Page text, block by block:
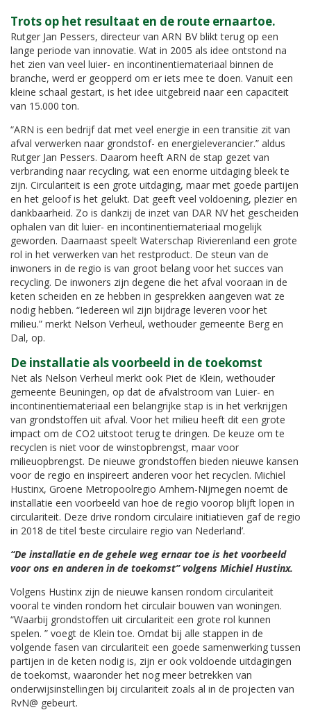
Trots op het resultaat en de route ernaartoe.
Rutger Jan Pessers, directeur van ARN BV blikt terug op een
lange periode van innovatie. Wat in 2005 als idee ontstond na
het zien van veel luier- en incontinentiemateriaal binnen de
branche, werd er geopperd om er iets mee te doen. Vanuit een
kleine schaal gestart, is het idee uitgebreid naar een capaciteit
van 15.000 ton.
“ARN is een bedrijf dat met veel energie in een transitie zit van
afval verwerken naar grondstof- en energieleverancier.” aldus
Rutger Jan Pessers. Daarom heeft ARN de stap gezet van
verbranding naar recycling, wat een enorme uitdaging bleek te
zijn. Circulariteit is een grote uitdaging, maar met goede partijen
en het geloof is het gelukt. Dat geeft veel voldoening, plezier en
dankbaarheid. Zo is dankzij de inzet van DAR NV het gescheiden
ophalen van dit luier- en incontinentiemateriaal mogelijk
geworden. Daarnaast speelt Waterschap Rivierenland een grote
rol in het verwerken van het restproduct. De steun van de
inwoners in de regio is van groot belang voor het succes van
recycling. De inwoners zijn degene die het afval vooraan in de
keten scheiden en ze hebben in gesprekken aangeven wat ze
nodig hebben. “Iedereen wil zijn bijdrage leveren voor het
milieu.” merkt Nelson Verheul, wethouder gemeente Berg en
Dal, op.
De installatie als voorbeeld in de toekomst
Net als Nelson Verheul merkt ook Piet de Klein, wethouder
gemeente Beuningen, op dat de afvalstroom van Luier- en
incontinentiemateriaal een belangrijke stap is in het verkrijgen
van grondstoffen uit afval. Voor het milieu heeft dit een grote
impact om de CO2 uitstoot terug te dringen. De keuze om te
recyclen is niet voor de winstopbrengst, maar voor
milieuopbrengst. De nieuwe grondstoffen bieden nieuwe kansen
voor de regio en inspireert anderen voor het recyclen. Michiel
Hustinx, Groene Metropoolregio Arnhem-Nijmegen noemt de
installatie een voorbeeld van hoe de regio voorop blijft lopen in
circulariteit. Deze drive rondom circulaire initiatieven gaf de regio
in 2018 de titel ‘beste circulaire regio van Nederland’.
“De installatie en de gehele weg ernaar toe is het voorbeeld
voor ons en anderen in de toekomst” volgens Michiel Hustinx.
Volgens Hustinx zijn de nieuwe kansen rondom circulariteit
vooral te vinden rondom het circulair bouwen van woningen.
“Waarbij grondstoffen uit circulariteit een grote rol kunnen
spelen. ” voegt de Klein toe. Omdat bij alle stappen in de
volgende fasen van circulariteit een goede samenwerking tussen
partijen in de keten nodig is, zijn er ook voldoende uitdagingen
de toekomst, waaronder het nog meer betrekken van
onderwijsinstellingen bij circulariteit zoals al in de projecten van
RvN@ gebeurt.